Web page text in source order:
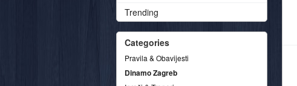
Trending
Categories
Pravila & Obavijesti
Dinamo Zagreb